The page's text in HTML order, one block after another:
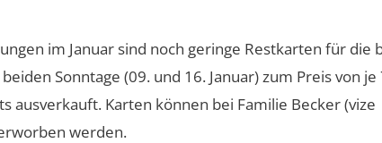
im Januar sind noch geringe Restkarten für die
Sonntage (09. und 16. Januar) zum Preis von
ausverkauft. Karten können bei Familie Becker (vize
werden.